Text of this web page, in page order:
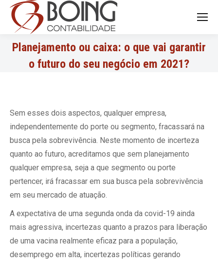
Search:
Planejamento ou caixa: o que vai garantir
o futuro do seu negócio em 2021?
Sem esses dois aspectos, qualquer empresa,
independentemente do porte ou segmento, fracassará na
busca pela sobrevivência. Neste momento de incerteza
quanto ao futuro, acreditamos que sem planejamento
qualquer empresa, seja a que segmento ou porte
pertencer, irá fracassar em sua busca pela sobrevivência
em seu mercado de atuação.
A expectativa de uma segunda onda da covid-19 ainda
mais agressiva, incertezas quanto a prazos para liberação
de uma vacina realmente eficaz para a população,
desemprego em alta, incertezas políticas gerando